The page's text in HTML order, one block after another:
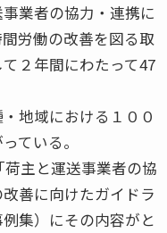
業者の協力・連携に
労働の改善を図る取
２年間にわたって47
地域における１００
ている。
主と運送事業者の協
善に向けたガイドラ
集）にその内容がと